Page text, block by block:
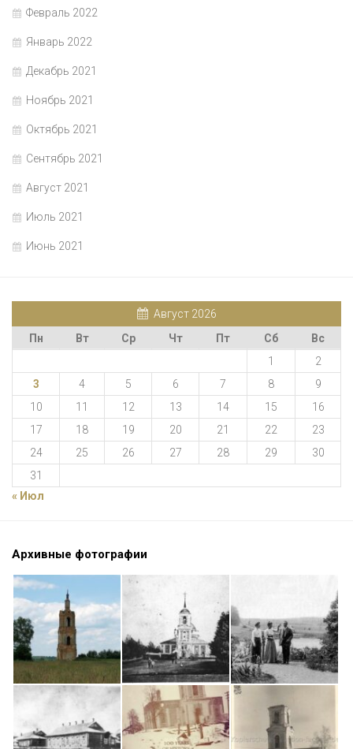
Февраль 2022
Январь 2022
Декабрь 2021
Ноябрь 2021
Октябрь 2021
Сентябрь 2021
Август 2021
Июль 2021
Июнь 2021
Август 2026
Пн
Вт Ср Чт Пт Сб
Вс
1
2
3
4 5 6 7 8
9
10
11 12 13 14 15
16
17
18 19 20 21 22
23
24
25 26 27 28 29
30
31
« Июл
Архивные фотографии